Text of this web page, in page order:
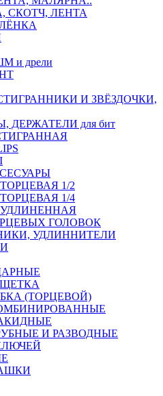
СКОТЧ, ЛЕНТА
и дрели
И ЗВЁЗДОЧКИ,
ДЕРЖАТЕЛИ для бит
1/2
1/4
ГОЛОВОК
УДЛИННИТЕЛИ
(ТОРЦЕВОЙ)
И РАЗВОДНЫЕ